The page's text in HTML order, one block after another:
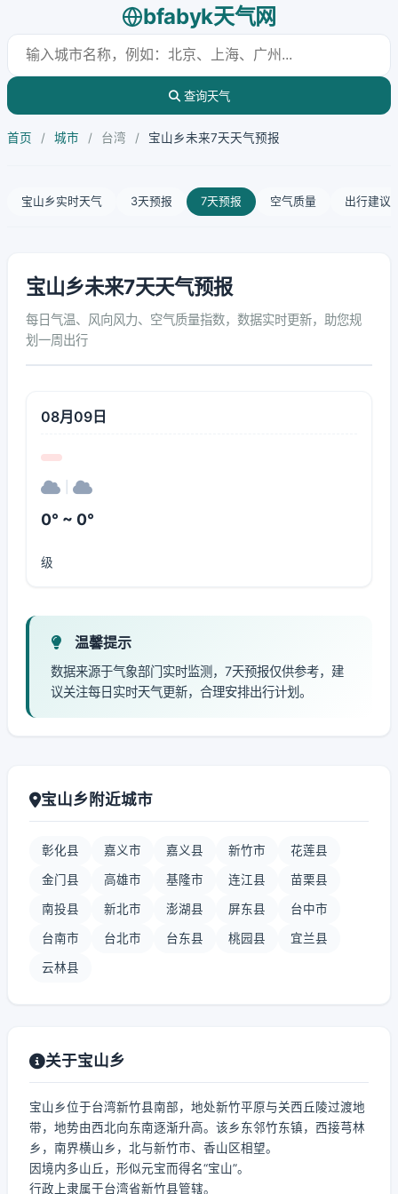
bfabyk天气网
查询天气
首页 / 城市 / 台湾 / 宝山乡未来7天天气预报
宝山乡实时天气 3天预报 7天预报 空气质量 出行建议
宝山乡未来7天天气预报
每日气温、风向风力、空气质量指数，数据实时更新，助您规
划一周出行
08月09日
0° ~ 0°
级
温馨提示
数据来源于气象部门实时监测，7天预报仅供参考，建
议关注每日实时天气更新，合理安排出行计划。
宝山乡附近城市
彰化县 嘉义市 嘉义县 新竹市 花莲县
金门县 高雄市 基隆市 连江县 苗栗县
南投县 新北市 澎湖县 屏东县 台中市
台南市 台北市 台东县 桃园县 宜兰县
云林县
关于宝山乡
宝山乡位于台湾新竹县南部，地处新竹平原与关西丘陵过渡地
带，地势由西北向东南逐渐升高。该乡东邻竹东镇，西接芎林
乡，南界横山乡，北与新竹市、香山区相望。
因境内多山丘，形似元宝而得名“宝山”。
行政上隶属于台湾省新竹县管辖。